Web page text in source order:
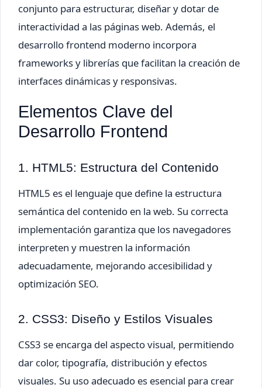
conjunto para estructurar, diseñar y dotar de
interactividad a las páginas web. Además, el
desarrollo frontend moderno incorpora
frameworks y librerías que facilitan la creación de
interfaces dinámicas y responsivas.
Elementos Clave del
Desarrollo Frontend
1. HTML5: Estructura del Contenido
HTML5 es el lenguaje que define la estructura
semántica del contenido en la web. Su correcta
implementación garantiza que los navegadores
interpreten y muestren la información
adecuadamente, mejorando accesibilidad y
optimización SEO.
2. CSS3: Diseño y Estilos Visuales
CSS3 se encarga del aspecto visual, permitiendo
dar color, tipografía, distribución y efectos
visuales. Su uso adecuado es esencial para crear